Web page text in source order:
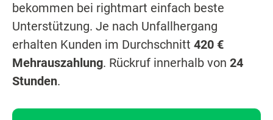
bekommen bei rightmart einfach beste
Unterstützung. Je nach Unfallhergang
erhalten Kunden im Durchschnitt 420 €
Mehrauszahlung. Rückruf innerhalb von 24
Stunden.